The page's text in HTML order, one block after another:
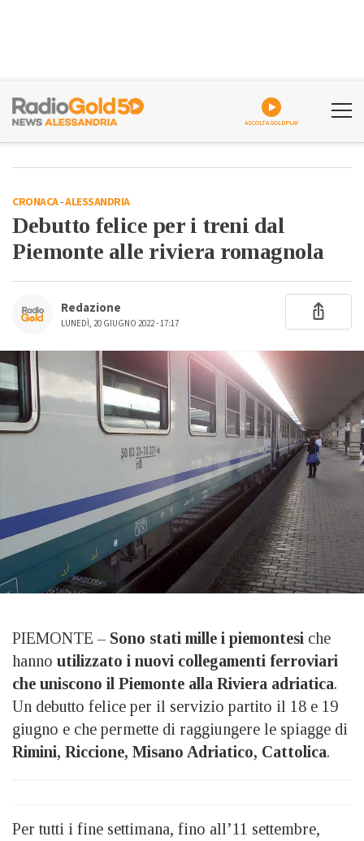
ASCOLTA GOLDPLAY
CRONACA-ALESSANDRIA
Debutto felice per i treni dal
Piemonte alle riviera romagnola
Redazione
LUNEDÌ, 20 GIUGNO 2022 - 17:17
PIEMONTE – Sono stati mille i piemontesi che
hanno utilizzato i nuovi collegamenti ferroviari
che uniscono il Piemonte alla Riviera adriatica.
Un debutto felice per il servizio partito il 18 e 19
giugno e che permette di raggiungere le spiagge di
Rimini, Riccione, Misano Adriatico, Cattolica.
Per tutti i fine settimana, fino all’11 settembre,